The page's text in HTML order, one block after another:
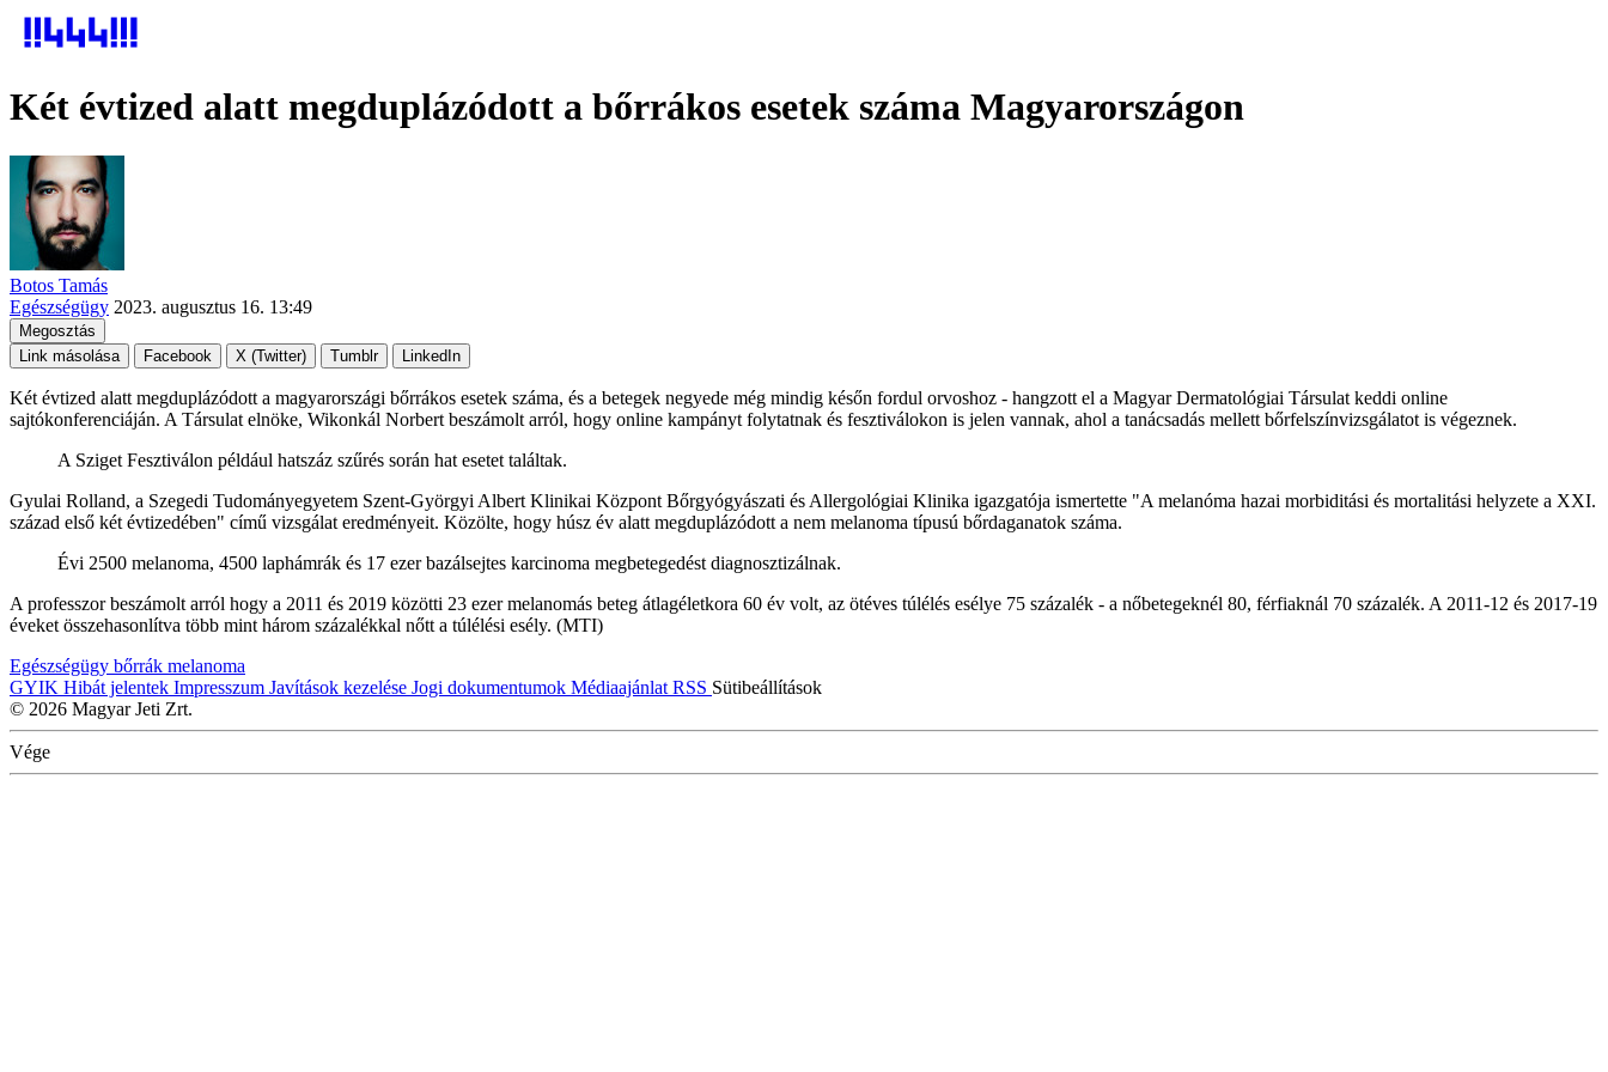
Két évtized alatt megduplázódott a bőrrákos esetek száma Magyarországon
Botos Tamás
Egészségügy 2023. augusztus 16. 13:49
Megosztás
Link másolása
Facebook X (Twitter) Tumblr LinkedIn
Két évtized alatt megduplázódott a magyarországi bőrrákos esetek száma, és a betegek negyede még mindig későn fordul orvoshoz - hangzott el a Magyar Dermatológiai Társulat keddi online
sajtókonferenciáján. A Társulat elnöke, Wikonkál Norbert beszámolt arról, hogy online kampányt folytatnak és fesztiválokon is jelen vannak, ahol a tanácsadás mellett bőrfelszínvizsgálatot is végeznek.
A Sziget Fesztiválon például hatszáz szűrés során hat esetet találtak.
Gyulai Rolland, a Szegedi Tudományegyetem Szent-Györgyi Albert Klinikai Központ Bőrgyógyászati és Allergológiai Klinika igazgatója ismertette "A melanóma hazai morbiditási és mortalitási helyzete a XXI.
század első két évtizedében" című vizsgálat eredményeit. Közölte, hogy húsz év alatt megduplázódott a nem melanoma típusú bőrdaganatok száma.
Évi 2500 melanoma, 4500 laphámrák és 17 ezer bazálsejtes karcinoma megbetegedést diagnosztizálnak.
A professzor beszámolt arról hogy a 2011 és 2019 közötti 23 ezer melanomás beteg átlagéletkora 60 év volt, az ötéves túlélés esélye 75 százalék - a nőbetegeknél 80, férfiaknál 70 százalék. A 2011-12 és 2017-19
éveket összehasonlítva több mint három százalékkal nőtt a túlélési esély. (MTI)
Egészségügy bőrrák melanoma
GYIK Hibát jelentek Impresszum Javítások kezelése Jogi dokumentumok Médiaajánlat RSS Sütibeállítások
© 2026 Magyar Jeti Zrt.
Vége